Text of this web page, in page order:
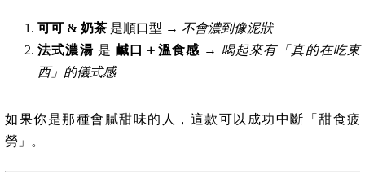
可可 & 奶茶 是順口型 → 不會濃到像泥狀
法式濃湯是鹹口＋溫食感 → 喝起來有「真的在吃東
西」的儀式感
如果你是那種會膩甜味的人，這款可以成功中斷「甜食疲
勞」。